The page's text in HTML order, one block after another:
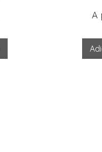
A